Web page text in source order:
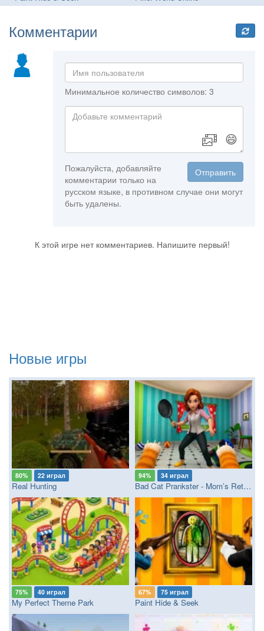
Комментарии
Минимальное количество символов: 3
😄
Отправить
Пожалуйста, добавляйте
комментарии только на
русском языке, в противном случае они могут
быть удалены.
К этой игре нет комментариев. Напишите первый!
Новые игры
80% 22 играл
Real Hunting
94% 34 играл
Bad Cat Prankster - Mom’s Return
75% 40 играл
My Perfect Theme Park
67% 75 играл
Paint Hide & Seek